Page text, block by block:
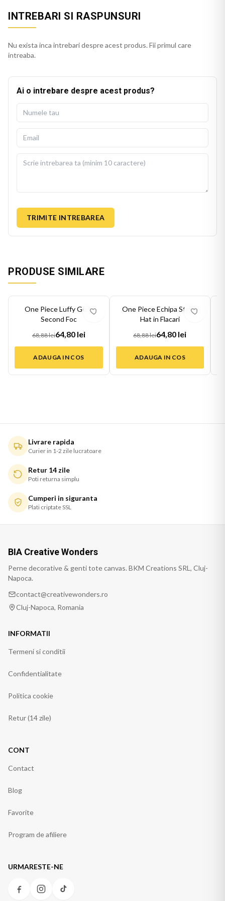
INTREBARI SI RASPUNSURI
Nu exista inca intrebari despre acest produs. Fii primul care
intreaba.
Ai o intrebare despre acest produs?
TRIMITE INTREBAREA
PRODUSE SIMILARE
One Piece Luffy Gear
Second Foc
68,88 lei64,80 lei
ADAUGA IN COS
%
One Piece Echipa Straw
Hat in Flacari
68,88 lei64,80 lei
ADAUGA IN COS
Livrare rapida
Curier in 1-2 zile lucratoare
Retur 14 zile
Poti returna simplu
Cumperi in siguranta
Plati criptate SSL
BIA Creative Wonders
Perne decorative & genti tote canvas. BKM Creations SRL, Cluj-
Napoca.
contact@creativewonders.ro
Cluj-Napoca, Romania
INFORMATII
Termeni si conditii
Confidentialitate
Politica cookie
Retur (14 zile)
CONT
Contact
Blog
Favorite
Program de afiliere
URMARESTE-NE